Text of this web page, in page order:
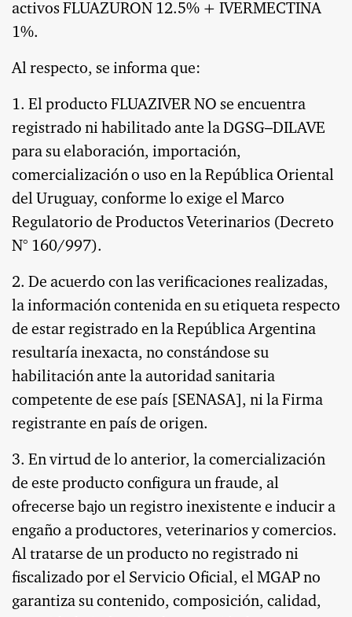
activos FLUAZURON 12.5% + IVERMECTINA
1%.
Al respecto, se informa que:
1. El producto FLUAZIVER NO se encuentra
registrado ni habilitado ante la DGSG–DILAVE
para su elaboración, importación,
comercialización o uso en la República Oriental
del Uruguay, conforme lo exige el Marco
Regulatorio de Productos Veterinarios (Decreto
N° 160/997).
2. De acuerdo con las verificaciones realizadas,
la información contenida en su etiqueta respecto
de estar registrado en la República Argentina
resultaría inexacta, no constándose su
habilitación ante la autoridad sanitaria
competente de ese país [SENASA], ni la Firma
registrante en país de origen.
3. En virtud de lo anterior, la comercialización
de este producto configura un fraude, al
ofrecerse bajo un registro inexistente e inducir a
engaño a productores, veterinarios y comercios.
Al tratarse de un producto no registrado ni
fiscalizado por el Servicio Oficial, el MGAP no
garantiza su contenido, composición, calidad,